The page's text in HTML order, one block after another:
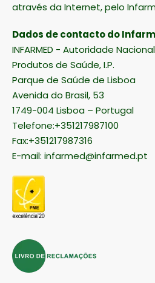
através da Internet, pelo
Dados de contacto do
INFARMED - Autoridade
Produtos de Saúde, I.P.
Parque de Saúde de Lisboa
Avenida do Brasil, 53
1749-004 Lisboa – Portugal
Telefone:+351217987100
Fax:+351217987316
E-mail: infarmed@infarmed.pt